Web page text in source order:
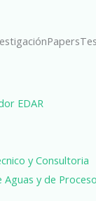
EDAR
y Consultoria
Aguas y de